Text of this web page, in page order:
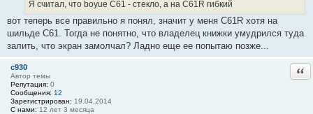
Я считал, что boyue C61 - стекло, а на С61R гибкий
вот теперь все правильно я понял, значит у меня C61R хотя на
шильде C61. Тогда не понятно, что владелец книжки умудрился туда
залить, что экран замолчал? Ладно еще ее попытаю позже...
c930
Автор темы
Репутация: 0
Сообщения: 12
Зарегистрирован: 19.04.2014
С нами: 12 лет 3 месяца